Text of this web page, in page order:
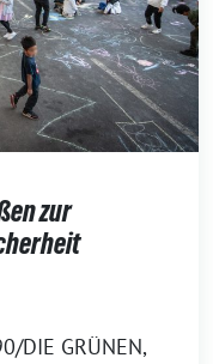
zur
DIE GRÜNEN,